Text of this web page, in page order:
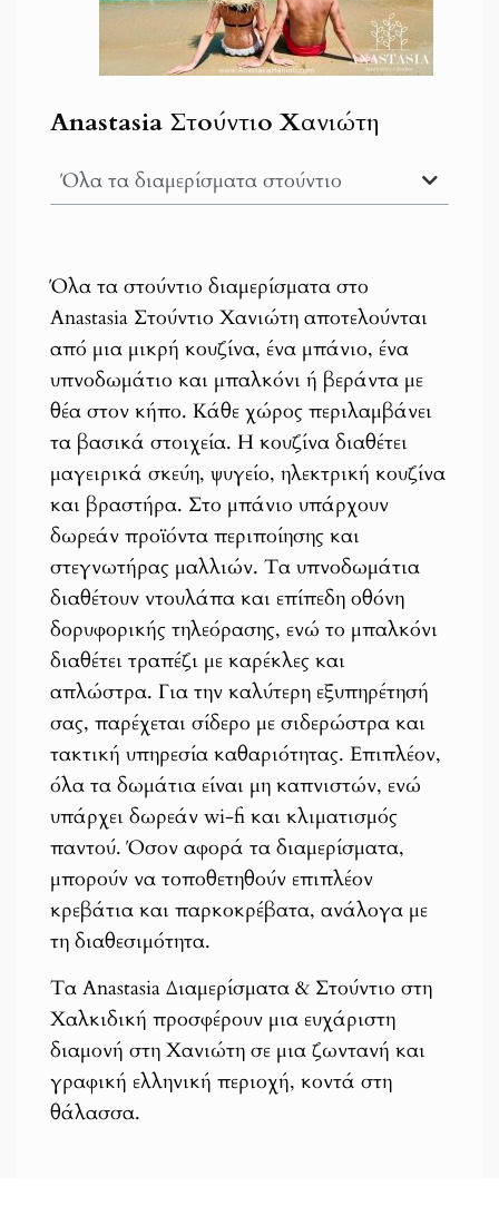
Anastasia Στούντιο Χανιώτη
Όλα τα διαμερίσματα στούντιο
Όλα τα στούντιο διαμερίσματα στο
Anastasia Στούντιο Χανιώτη αποτελούνται
από μια μικρή κουζίνα, ένα μπάνιο, ένα
υπνοδωμάτιο και μπαλκόνι ή βεράντα με
θέα στον κήπο. Κάθε χώρος περιλαμβάνει
τα βασικά στοιχεία. Η κουζίνα διαθέτει
μαγειρικά σκεύη, ψυγείο, ηλεκτρική κουζίνα
και βραστήρα. Στο μπάνιο υπάρχουν
δωρεάν προϊόντα περιποίησης και
στεγνωτήρας μαλλιών. Τα υπνοδωμάτια
διαθέτουν ντουλάπα και επίπεδη οθόνη
δορυφορικής τηλεόρασης, ενώ το μπαλκόνι
διαθέτει τραπέζι με καρέκλες και
απλώστρα. Για την καλύτερη εξυπηρέτησή
σας, παρέχεται σίδερο με σιδερώστρα και
τακτική υπηρεσία καθαριότητας. Επιπλέον,
όλα τα δωμάτια είναι μη καπνιστών, ενώ
υπάρχει δωρεάν wi-fi και κλιματισμός
παντού. Όσον αφορά τα διαμερίσματα,
μπορούν να τοποθετηθούν επιπλέον
κρεβάτια και παρκοκρέβατα, ανάλογα με
τη διαθεσιμότητα.
Τα Anastasia Διαμερίσματα & Στούντιο στη
Χαλκιδική προσφέρουν μια ευχάριστη
διαμονή στη Χανιώτη σε μια ζωντανή και
γραφική ελληνική περιοχή, κοντά στη
θάλασσα.